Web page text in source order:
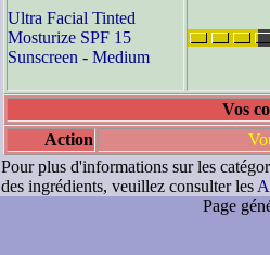
Ultra Facial Tinted
Mosturize SPF 15
Sunscreen - Medium
Vos
Action
Pour plus d'informations sur les
des ingrédients, veuillez consulter les
Page